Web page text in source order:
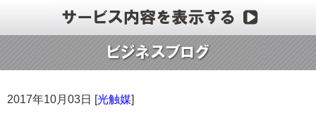
2017年10月03日 [光触媒]